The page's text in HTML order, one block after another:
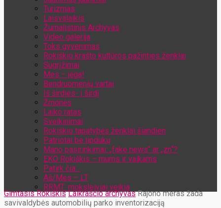
Turizmas
Laisvalaikis
Žurnalistinis Archyvas
Video galerija
Toks gyvenimas
Rokiškio krašto kultūros pažinties ženklai
Sugrįžimai
Mes – jėga!
Bendruomenių vartai
Iš širdies- į širdį
Žmonės
Laiko ratas
Sveikinimai
Rokiškio tapatybės ženklai šiandien
Patriotai be lipdukų
Mano pasirinkimai: „fake news“ ar „zn“?
EKO Rokiškis – mums ir vaikams
Patirk čia…
Aš/Mes – LT
RRMT: moksleiviai veikia
Gimtasis Rokiškis Laikraščio archyvas Rajono meras žada
savivaldybės automobilių parko inventorizaciją